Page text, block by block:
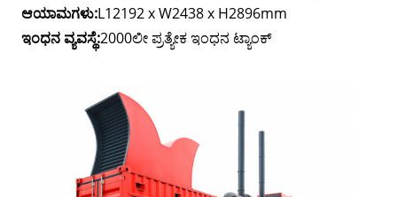
ಆಯಾಮಗಳು:L12192 x W2438 x H2896mm
ಇಂಧನ ವ್ಯವಸ್ಥೆ:2000ಲೀ ಪ್ರತ್ಯೇಕ ಇಂಧನ ಟ್ಯಾಂಕ್